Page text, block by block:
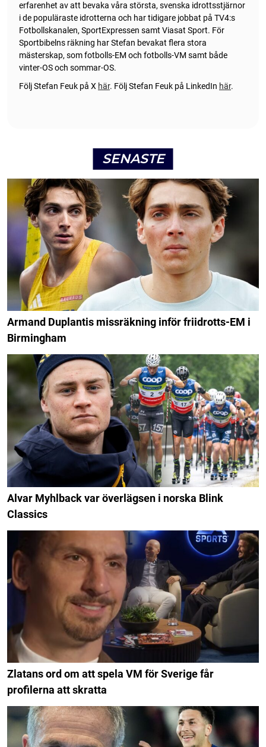
erfarenhet av att bevaka våra största, svenska idrottsstjärnor
i de populäraste idrotterna och har tidigare jobbat på TV4:s
Fotbollskanalen, SportExpressen samt Viasat Sport. För
Sportbibelns räkning har Stefan bevakat flera stora
mästerskap, som fotbolls-EM och fotbolls-VM samt både
vinter-OS och sommar-OS.
Följ Stefan Feuk på X här. Följ Stefan Feuk på LinkedIn här.
SENASTE
Armand Duplantis missräkning inför friidrotts-EM i
Birmingham
Alvar Myhlback var överlägsen i norska Blink
Classics
Zlatans ord om att spela VM för Sverige får
profilerna att skratta